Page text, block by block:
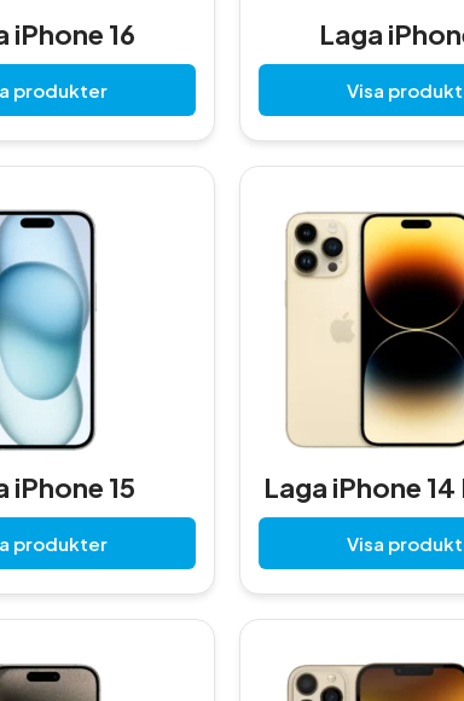
iPhone 16
produkter
Laga
Visa
iPhone 15
produkter
Laga iPhone
Visa